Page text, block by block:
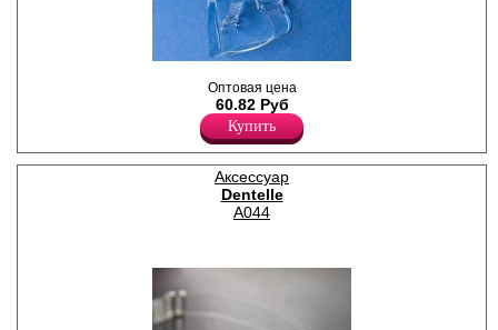
Силикон 100%
Оптовая цена
60.82 Руб
Купить
Аксессуар
Dentelle
A044